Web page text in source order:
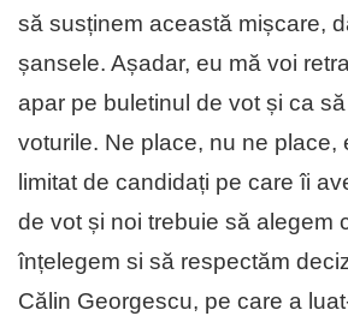
să susținem această mișcare,
șansele. Așadar, eu mă voi
apar pe buletinul de vot și ca
voturile. Ne place, nu ne place,
limitat de candidați pe care îi
de vot și noi trebuie să alegem
înțelegem si să respectăm
Călin Georgescu, pe care a